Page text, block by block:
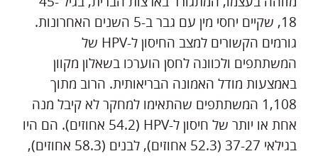
18, שקיים יחסי מין עם גבר ב-5 השנים האחרונות.
גורמים הקשורים למצב החיסון ל-HPV של
המשתתפים ולכוונה לחסן הוערכו בשאלון מקוון
באמצעות מודל האמונה הבריאותית. הרוב מתוך
1,108 המשתתפים שהתאימו למחקר לא קיבל מנה
אחת או יותר של חיסון ל-HPV (54.2 אחוזים). הם היו
בגילאי 37-27 (52.3 אחוזים), לבנים (58.3 אחוזים),